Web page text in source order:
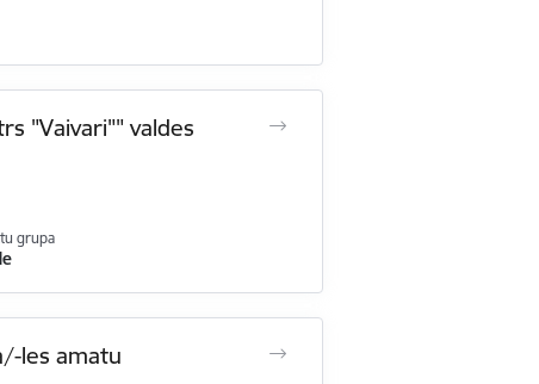
"Vaivari"" valdes
grupa
les amatu